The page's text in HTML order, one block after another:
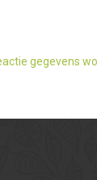
gegevens